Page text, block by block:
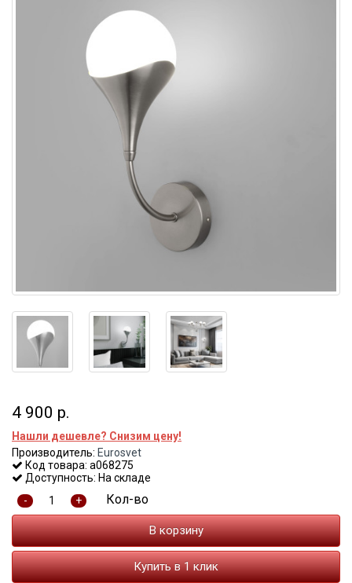
4 900 р.
Нашли дешевле? Снизим цену!
Производитель: Eurosvet
Код товара: a068275
Доступность: На складе
Кол-во
- +
В корзину
Купить в 1 клик